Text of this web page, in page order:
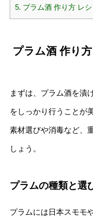
5. プラム酒 作り方 レ
プラム酒 作り
まずは、プラム酒を漬
をしっかり行うことが
素材選びや消毒など、
しょう。
プラムの種類と選
プラムには日本スモモ